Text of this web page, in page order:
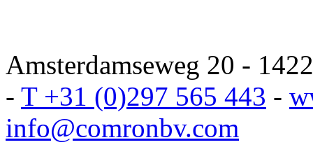
Amsterdamseweg 20 -
- T +31 (0)297 565 443 -
info@comronbv.com